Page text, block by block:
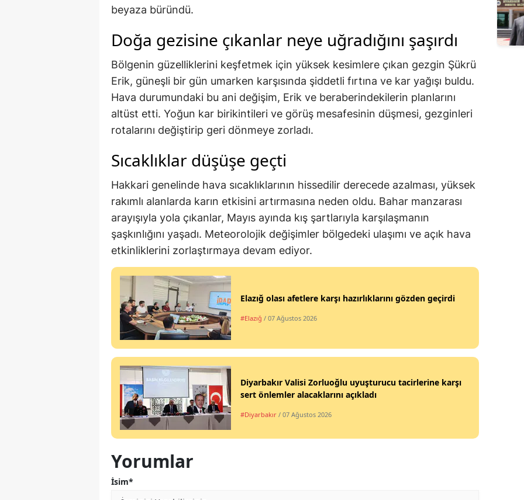
beyaza büründü.
Doğa gezisine çıkanlar neye uğradığını şaşırdı
Bölgenin güzelliklerini keşfetmek için yüksek kesimlere çıkan gezgin Şükrü
Erik, güneşli bir gün umarken karşısında şiddetli fırtına ve kar yağışı buldu.
Hava durumundaki bu ani değişim, Erik ve beraberindekilerin planlarını
altüst etti. Yoğun kar birikintileri ve görüş mesafesinin düşmesi, gezginleri
rotalarını değiştirip geri dönmeye zorladı.
Sıcaklıklar düşüşe geçti
Hakkari genelinde hava sıcaklıklarının hissedilir derecede azalması, yüksek
rakımlı alanlarda karın etkisini artırmasına neden oldu. Bahar manzarası
arayışıyla yola çıkanlar, Mayıs ayında kış şartlarıyla karşılaşmanın
şaşkınlığını yaşadı. Meteorolojik değişimler bölgedeki ulaşımı ve açık hava
etkinliklerini zorlaştırmaya devam ediyor.
Elazığ olası afetlere karşı hazırlıklarını gözden geçirdi
#Elazığ / 07 Ağustos 2026
Diyarbakır Valisi Zorluoğlu uyuşturucu tacirlerine karşı
sert önlemler alacaklarını açıkladı
#Diyarbakır / 07 Ağustos 2026
Yorumlar
İsim*